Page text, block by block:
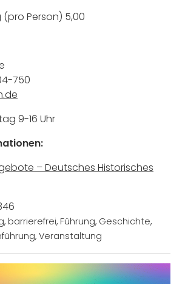
Person) 5,00
750
9-16 Uhr
– Deutsches Historisches
, barrierefrei, Führung, Geschichte,
, Veranstaltung